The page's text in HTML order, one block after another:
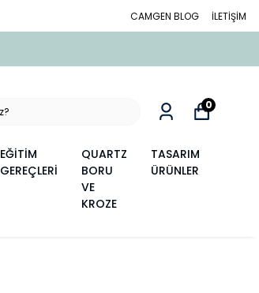
CAMGEN BLOG İLETİŞİM
EĞİTİM
GEREÇLERİ
QUARTZ
BORU
VE
KROZE
TASARIM
ÜRÜNLER
0